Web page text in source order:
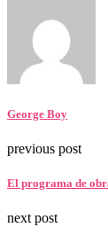
George Boy
previous post
El programa de
next post